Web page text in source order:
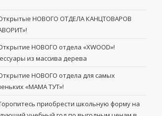
НОВОГО ОТДЕЛА КАНЦТОВАРОВ
НОВОГО отдела «XWOOD»!
из массива дерева
НОВОГО отдела для самых
«МАМА ТУТ»!
приобрести школьную форму на